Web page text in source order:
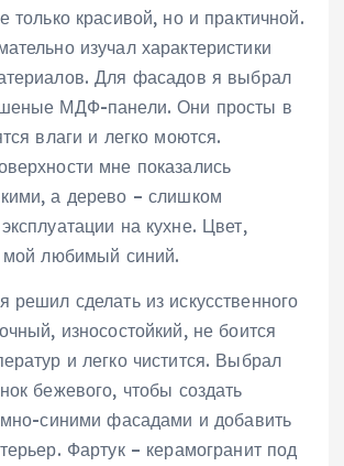
только красивой, но и практичной.
изучал характеристики
Для фасадов я выбрал
МДФ-панели. Они просты в
влаги и легко моются.
мне показались
а дерево – слишком
на кухне. Цвет,
мой любимый синий.
решил сделать из искусственного
износостойкий, не боится
и легко чистится. Выбрал
бежевого, чтобы создать
синими фасадами и добавить
Фартук – керамогранит под